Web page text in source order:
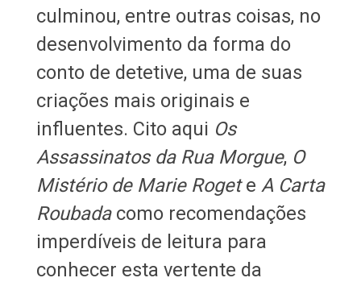
culminou, entre outras coisas, no
desenvolvimento da forma do
conto de detetive, uma de suas
criações mais originais e
influentes. Cito aqui Os
Assassinatos da Rua Morgue, O
Mistério de Marie Rogete A Carta
Roubadacomo recomendações
imperdíveis de leitura para
conhecer esta vertente da